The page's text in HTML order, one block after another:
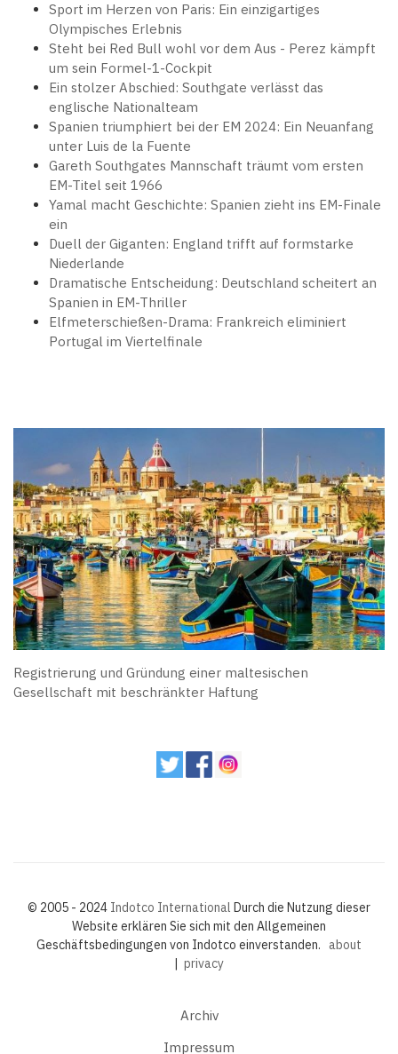
Sport im Herzen von Paris: Ein einzigartiges
Olympisches Erlebnis
Steht bei Red Bull wohl vor dem Aus - Perez kämpft
um sein Formel-1-Cockpit
Ein stolzer Abschied: Southgate verlässt das
englische Nationalteam
Spanien triumphiert bei der EM 2024: Ein Neuanfang
unter Luis de la Fuente
Gareth Southgates Mannschaft träumt vom ersten
EM-Titel seit 1966
Yamal macht Geschichte: Spanien zieht ins EM-Finale
ein
Duell der Giganten: England trifft auf formstarke
Niederlande
Dramatische Entscheidung: Deutschland scheitert an
Spanien in EM-Thriller
Elfmeterschießen-Drama: Frankreich eliminiert
Portugal im Viertelfinale
Registrierung und Gründung einer maltesischen
Gesellschaft mit beschränkter Haftung
© 2005 - 2024 Indotco International Durch die Nutzung dieser
Website erklären Sie sich mit den Allgemeinen
Geschäftsbedingungen von Indotco einverstanden. about
| privacy
Archiv
Impressum